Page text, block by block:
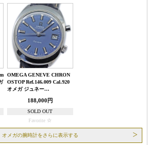
OMEGA GENEVE CHRON
OSTOP Ref.146.009 Cal.920
オメガ ジュネー…
188,000円
SOLD OUT
Favorite
オメガの腕時計をさらに表示する